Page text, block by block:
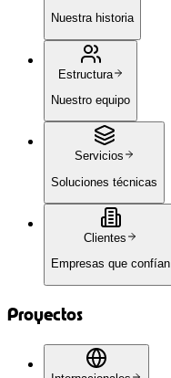
Nuestra historia
Estructura
Nuestro equipo
Servicios
Soluciones técnicas
Clientes
Empresas que confían
Proyectos